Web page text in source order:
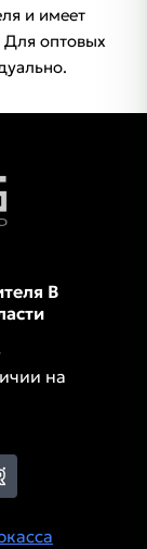
и имеет
Для оптовых
В
на